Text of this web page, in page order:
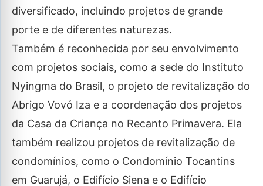
diversificado, incluindo projetos de grande
porte e de diferentes naturezas.
Também é reconhecida por seu envolvimento
com projetos sociais, como a sede do Instituto
Nyingma do Brasil, o projeto de revitalização do
Abrigo Vovó Iza e a coordenação dos projetos
da Casa da Criança no Recanto Primavera. Ela
também realizou projetos de revitalização de
condomínios, como o Condomínio Tocantins
em Guarujá, o Edifício Siena e o Edifício